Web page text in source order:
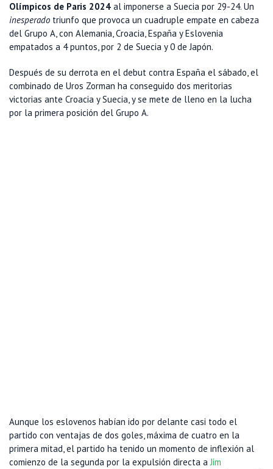
Olímpicos de Paris 2024 al imponerse a Suecia por 29-24. Un
inesperado triunfo que provoca un cuadruple empate en cabeza
del Grupo A, con Alemania, Croacia, España y Eslovenia
empatados a 4 puntos, por 2 de Suecia y 0 de Japón.
Después de su derrota en el debut contra España el sábado, el
combinado de Uros Zorman ha conseguido dos meritorias
victorias ante Croacia y Suecia, y se mete de lleno en la lucha
por la primera posición del Grupo A.
Aunque los eslovenos habían ido por delante casi todo el
partido con ventajas de dos goles, máxima de cuatro en la
primera mitad, el partido ha tenido un momento de inflexión al
comienzo de la segunda por la expulsión directa aJim